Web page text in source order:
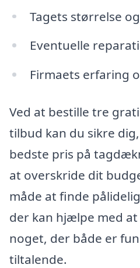
Tagets størrelse
Eventuelle
Firmaets erfaring
Ved at bestille tre
tilbud kan du sikre
bedste pris på
at overskride dit
måde at finde
der kan hjælpe med
noget, der både er
tiltalende.